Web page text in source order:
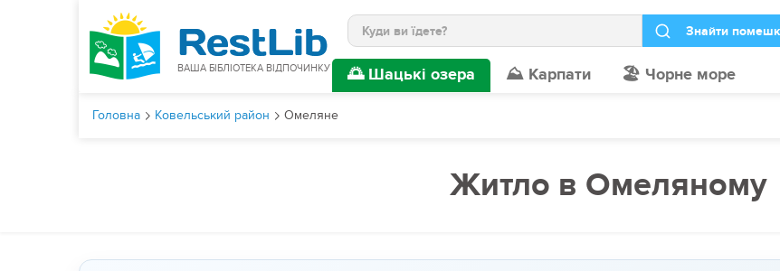
ВАША БІБЛІОТЕКА ВІДПОЧИНКУ
Пошук
🌅 Шацькі озера ⛰️ Карпати 🏖️ Чорне море
Головна Ковельський район Омеляне
Житло в Омеляному